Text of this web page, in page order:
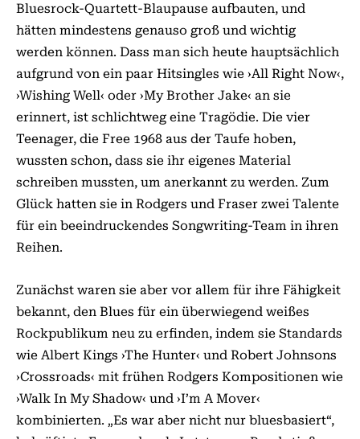
Bluesrock-Quartett-Blaupause aufbauten, und
hätten mindestens genauso groß und wichtig
werden können. Dass man sich heute hauptsächlich
aufgrund von ein paar Hitsingles wie ›All Right Now‹,
›Wishing Well‹ oder ›My Brother Jake‹ an sie
erinnert, ist schlichtweg eine Tragödie. Die vier
Teenager, die Free 1968 aus der Taufe hoben,
wussten schon, dass sie ihr eigenes Material
schreiben mussten, um anerkannt zu werden. Zum
Glück hatten sie in Rodgers und Fraser zwei Talente
für ein beeindruckendes Songwriting-Team in ihren
Reihen.
Zunächst waren sie aber vor allem für ihre Fähigkeit
bekannt, den Blues für ein überwiegend weißes
Rockpublikum neu zu erfinden, indem sie Standards
wie Albert Kings ›The Hunter‹ und Robert Johnsons
›Crossroads‹ mit frühen Rodgers Kompositionen wie
›Walk In My Shadow‹ und ›I’m A Mover‹
kombinierten. „Es war aber nicht nur bluesbasiert“,